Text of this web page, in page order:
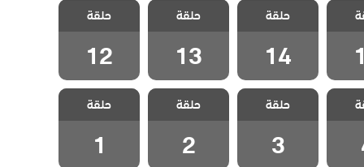
2 مدبلج الحلقة
14
حلقة
14
2 مدبلج الحلقة
13
حلقة
13
2 مدبلج الحلقة
12
حلقة
12
مسلسل الدخيل
2 مدبلج الحلقة
3
حلقة
3
مسلسل الدخيل
2 مدبلج الحلقة
2
حلقة
2
مسلسل الدخيل
2 مدبلج الحلقة
1
حلقة
1